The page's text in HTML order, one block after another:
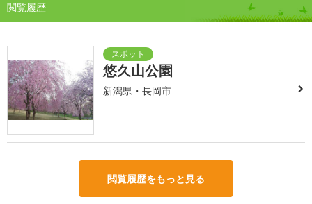
閲覧履歴
悠久山公園
新潟県・長岡市
閲覧履歴をもっと見る